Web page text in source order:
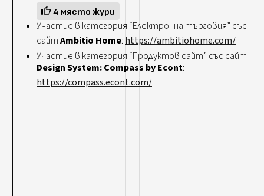
4 място жури
Участие в категория “Електронна търговия” със
сайтAmbitio Home: https://ambitiohome.com/
Участие в категория “Продуктов сайт” със сайт
Design System: Compass by Econt:
https://compass.econt.com/